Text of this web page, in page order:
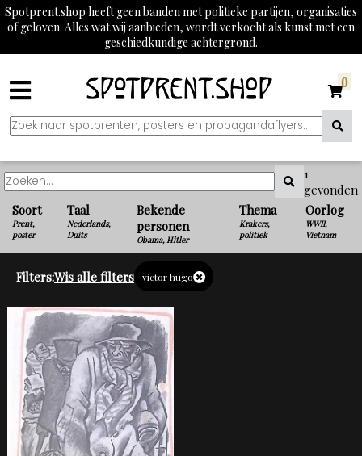
Spotprent.shop heeft geen banden met politieke partijen, organisaties
of geloven. Alles wat wij aanbieden, wordt verkocht als kunst met een
geschiedkundige achtergrond.
0
1
gevonden
Soort
Prent,
poster
Taal
Nederlands,
Duits
Bekende
personen
Obama, Hitler
Thema
Krakers,
politiek
Oorlog
WWII,
Vietnam
Filters:Wis alle filters victor hugo